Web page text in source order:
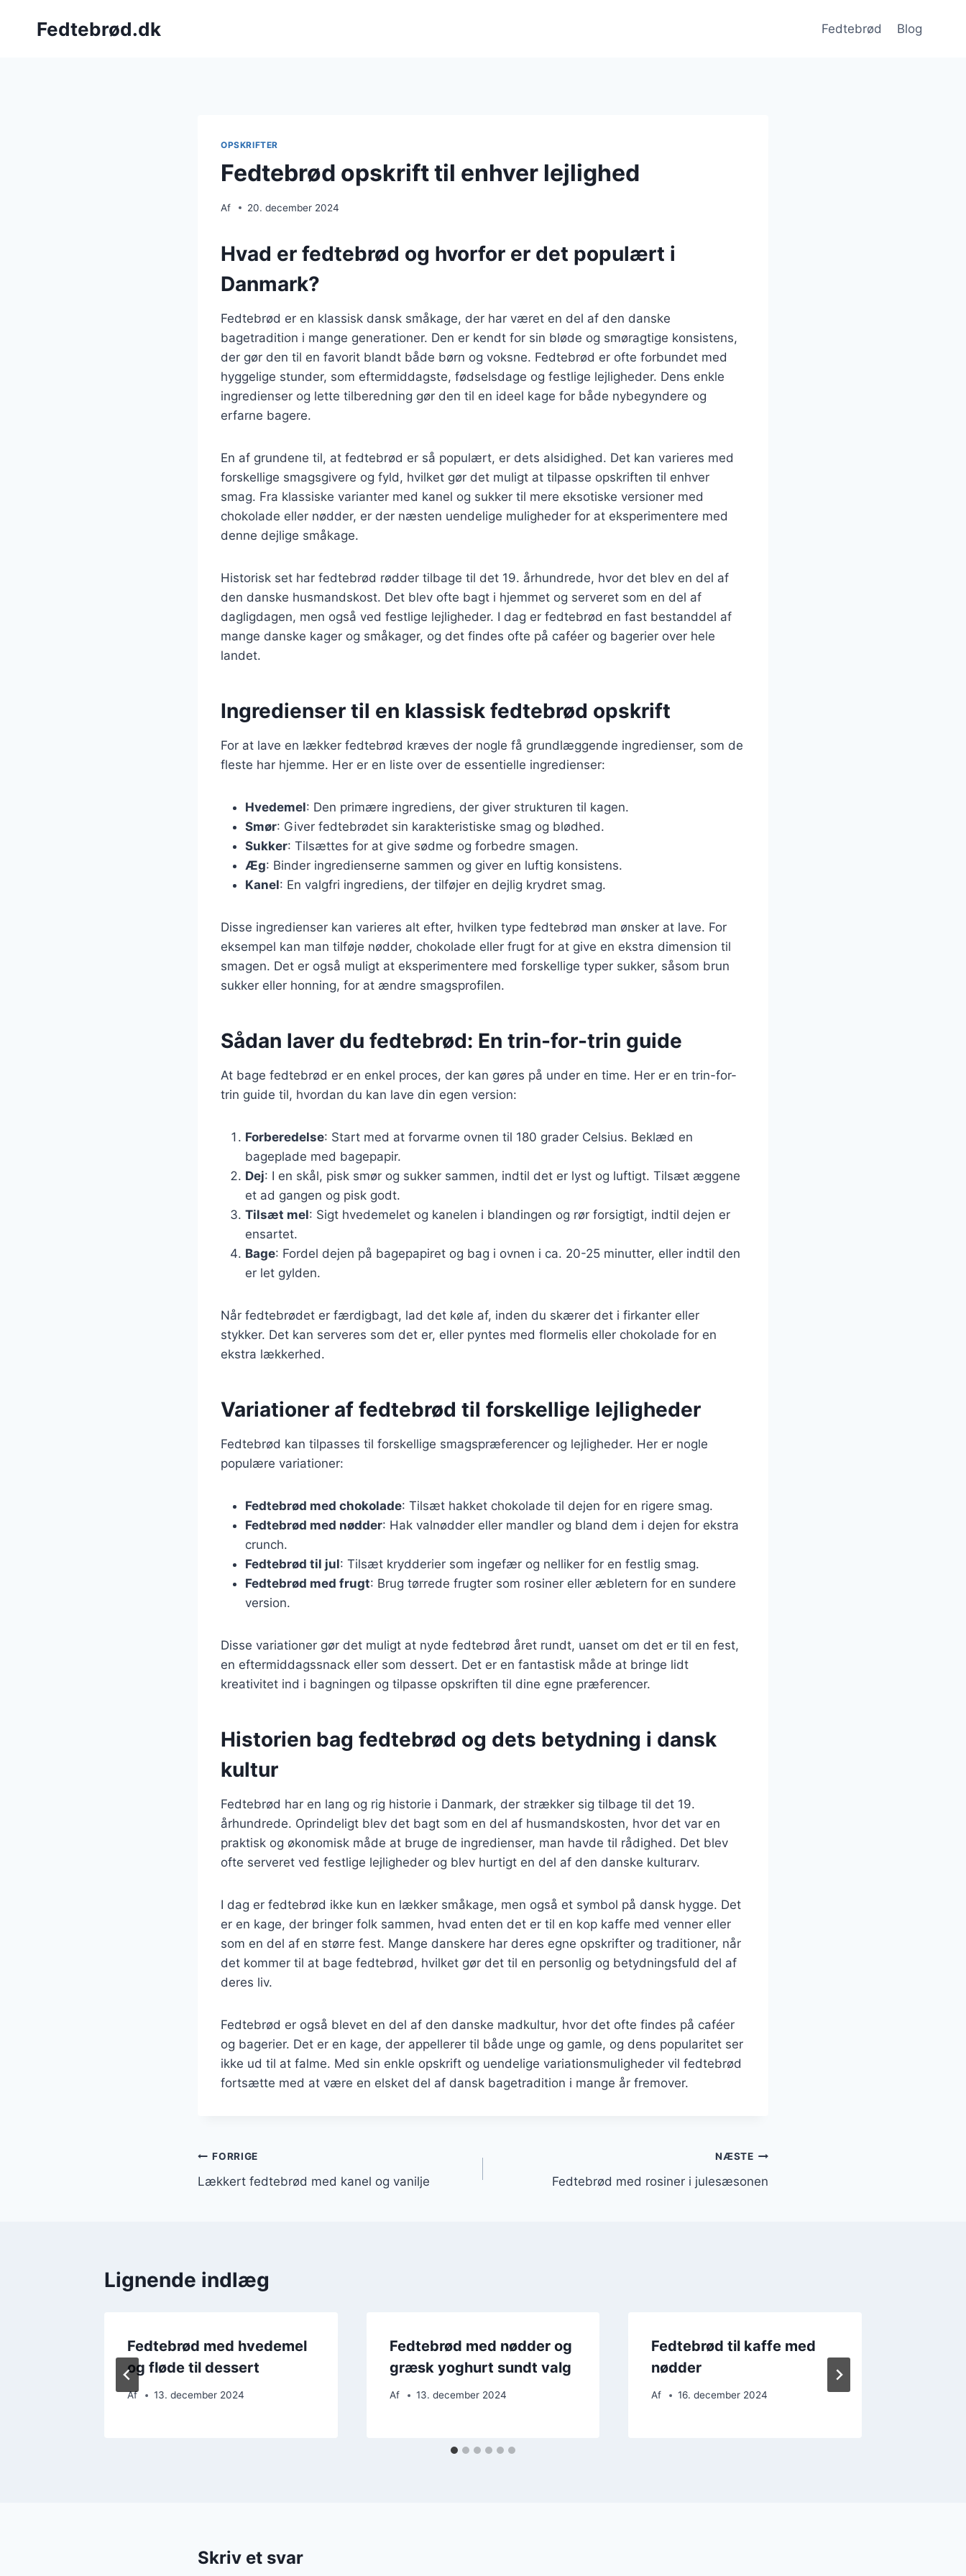
Fedtebrød.dk Fedtebrød Blog
OPSKRIFTER
Fedtebrød opskrift til enhver lejlighed
Af 20. december 2024
Hvad er fedtebrød og hvorfor er det populært i
Danmark?
Fedtebrød er en klassisk dansk småkage, der har været en del af den danske
bagetradition i mange generationer. Den er kendt for sin bløde og smøragtige konsistens,
der gør den til en favorit blandt både børn og voksne. Fedtebrød er ofte forbundet med
hyggelige stunder, som eftermiddagste, fødselsdage og festlige lejligheder. Dens enkle
ingredienser og lette tilberedning gør den til en ideel kage for både nybegyndere og
erfarne bagere.
En af grundene til, at fedtebrød er så populært, er dets alsidighed. Det kan varieres med
forskellige smagsgivere og fyld, hvilket gør det muligt at tilpasse opskriften til enhver
smag. Fra klassiske varianter med kanel og sukker til mere eksotiske versioner med
chokolade eller nødder, er der næsten uendelige muligheder for at eksperimentere med
denne dejlige småkage.
Historisk set har fedtebrød rødder tilbage til det 19. århundrede, hvor det blev en del af
den danske husmandskost. Det blev ofte bagt i hjemmet og serveret som en del af
dagligdagen, men også ved festlige lejligheder. I dag er fedtebrød en fast bestanddel af
mange danske kager og småkager, og det findes ofte på caféer og bagerier over hele
landet.
Ingredienser til en klassisk fedtebrød opskrift
For at lave en lækker fedtebrød kræves der nogle få grundlæggende ingredienser, som de
fleste har hjemme. Her er en liste over de essentielle ingredienser:
Hvedemel: Den primære ingrediens, der giver strukturen til kagen.
Smør: Giver fedtebrødet sin karakteristiske smag og blødhed.
Sukker: Tilsættes for at give sødme og forbedre smagen.
Æg: Binder ingredienserne sammen og giver en luftig konsistens.
Kanel: En valgfri ingrediens, der tilføjer en dejlig krydret smag.
Disse ingredienser kan varieres alt efter, hvilken type fedtebrød man ønsker at lave. For
eksempel kan man tilføje nødder, chokolade eller frugt for at give en ekstra dimension til
smagen. Det er også muligt at eksperimentere med forskellige typer sukker, såsom brun
sukker eller honning, for at ændre smagsprofilen.
Sådan laver du fedtebrød: En trin-for-trin guide
At bage fedtebrød er en enkel proces, der kan gøres på under en time. Her er en trin-for-
trin guide til, hvordan du kan lave din egen version:
Forberedelse: Start med at forvarme ovnen til 180 grader Celsius. Beklæd en
bageplade med bagepapir.
Dej: I en skål, pisk smør og sukker sammen, indtil det er lyst og luftigt. Tilsæt æggene
et ad gangen og pisk godt.
Tilsæt mel: Sigt hvedemelet og kanelen i blandingen og rør forsigtigt, indtil dejen er
ensartet.
Bage: Fordel dejen på bagepapiret og bag i ovnen i ca. 20-25 minutter, eller indtil den
er let gylden.
Når fedtebrødet er færdigbagt, lad det køle af, inden du skærer det i firkanter eller
stykker. Det kan serveres som det er, eller pyntes med flormelis eller chokolade for en
ekstra lækkerhed.
Variationer af fedtebrød til forskellige lejligheder
Fedtebrød kan tilpasses til forskellige smagspræferencer og lejligheder. Her er nogle
populære variationer:
Fedtebrød med chokolade: Tilsæt hakket chokolade til dejen for en rigere smag.
Fedtebrød med nødder: Hak valnødder eller mandler og bland dem i dejen for ekstra
crunch.
Fedtebrød til jul: Tilsæt krydderier som ingefær og nelliker for en festlig smag.
Fedtebrød med frugt: Brug tørrede frugter som rosiner eller æbletern for en sundere
version.
Disse variationer gør det muligt at nyde fedtebrød året rundt, uanset om det er til en fest,
en eftermiddagssnack eller som dessert. Det er en fantastisk måde at bringe lidt
kreativitet ind i bagningen og tilpasse opskriften til dine egne præferencer.
Historien bag fedtebrød og dets betydning i dansk
kultur
Fedtebrød har en lang og rig historie i Danmark, der strækker sig tilbage til det 19.
århundrede. Oprindeligt blev det bagt som en del af husmandskosten, hvor det var en
praktisk og økonomisk måde at bruge de ingredienser, man havde til rådighed. Det blev
ofte serveret ved festlige lejligheder og blev hurtigt en del af den danske kulturarv.
I dag er fedtebrød ikke kun en lækker småkage, men også et symbol på dansk hygge. Det
er en kage, der bringer folk sammen, hvad enten det er til en kop kaffe med venner eller
som en del af en større fest. Mange danskere har deres egne opskrifter og traditioner, når
det kommer til at bage fedtebrød, hvilket gør det til en personlig og betydningsfuld del af
deres liv.
Fedtebrød er også blevet en del af den danske madkultur, hvor det ofte findes på caféer
og bagerier. Det er en kage, der appellerer til både unge og gamle, og dens popularitet ser
ikke ud til at falme. Med sin enkle opskrift og uendelige variationsmuligheder vil fedtebrød
fortsætte med at være en elsket del af dansk bagetradition i mange år fremover.
Indlægsnavigation
FORRIGE
Lækkert fedtebrød med kanel og vanilje
NÆSTE
Fedtebrød med rosiner i julesæsonen
Lignende indlæg
Fedtebrød med hvedemel
og fløde til dessert
Af 13. december 2024
Fedtebrød med nødder og
græsk yoghurt sundt valg
Af 13. december 2024
Fedtebrød til kaffe med
nødder
Af 16. december 2024
Skriv et svar